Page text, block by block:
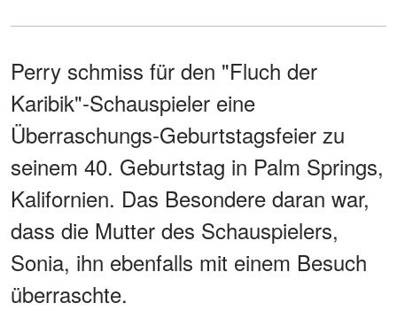
Perry schmiss für den "Fluch der
Karibik"-Schauspieler eine
Überraschungs-Geburtstagsfeier zu
seinem 40. Geburtstag in Palm Springs,
Kalifornien. Das Besondere daran war,
dass die Mutter des Schauspielers,
Sonia, ihn ebenfalls mit einem Besuch
überraschte.